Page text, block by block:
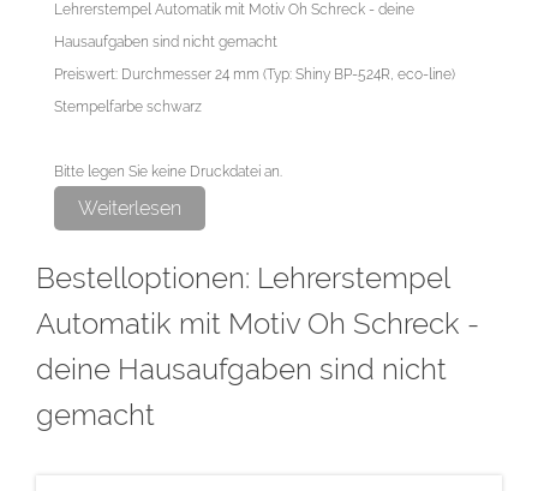
Lehrerstempel Automatik mit Motiv Oh Schreck - deine
Hausaufgaben sind nicht gemacht
Preiswert: Durchmesser 24 mm (Typ: Shiny BP-524R, eco-line)
Stempelfarbe schwarz
Bitte legen Sie keine Druckdatei an.
Das Erstellen der Druckdatei übernehmen wir für Sie als
Weiterlesen
Bestelloptionen: Lehrerstempel
Automatik mit Motiv Oh Schreck -
deine Hausaufgaben sind nicht
gemacht